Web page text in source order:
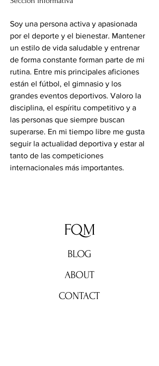
Soy una persona activa y apasionada
por el deporte y el bienestar. Mantener
un estilo de vida saludable y entrenar
de forma constante forman parte de mi
rutina. Entre mis principales aficiones
están el fútbol, el gimnasio y los
grandes eventos deportivos. Valoro la
disciplina, el espíritu competitivo y a
las personas que siempre buscan
superarse. En mi tiempo libre me gusta
seguir la actualidad deportiva y estar al
tanto de las competiciones
internacionales más importantes.
FQM
BLOG
ABOUT
CONTACT